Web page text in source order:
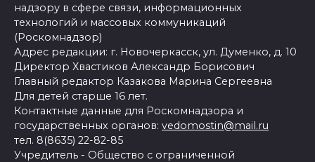
надзору в сфере связи, информационных
технологий и массовых коммуникаций
(Роскомнадзор)
Адрес редакции: г. Новочеркасск, ул. Думенко, д. 10
Директор Хвастиков Александр Борисович
Главный редактор Казакова Марина Сергеевна
Для детей старше 16 лет.
Контактные данные для Роскомнадзора и
государственных органов: vedomostin@mail.ru
тел. 8(8635) 22-82-85
Учредитель - Общество с ограниченной